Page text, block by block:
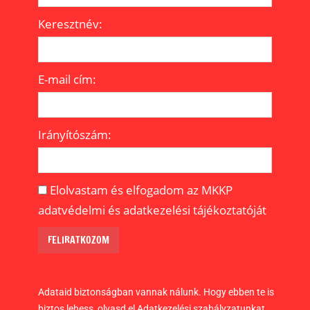
Keresztnév:
E-mail cím:
Irányítószám:
Elolvastam és elfogadom az MKKP
adatvédelmi és adatkezelési tájékoztatóját
Adataid biztonságban vannak nálunk. Hogy ebben te is